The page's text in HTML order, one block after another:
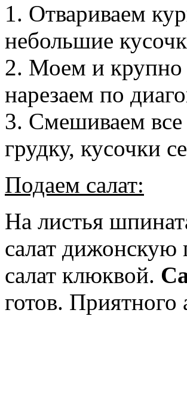
1. Отвариваем
небольшие
2. Моем и крупно
нарезаем по
3. Смешиваем
грудку, кусочки
Подаем салат:
На листья
салат дижонскую
салат клюквой.
готов. Приятного